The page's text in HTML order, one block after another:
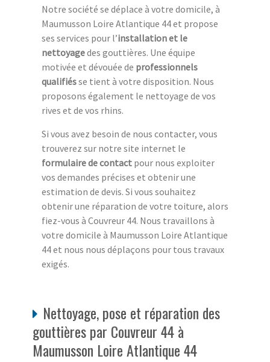
Notre société se déplace à votre domicile, à
Maumusson Loire Atlantique 44 et propose
ses services pour l’installation et le
nettoyagedes gouttières. Une équipe
motivée et dévouée de professionnels
qualifiésse tient à votre disposition. Nous
proposons également le nettoyage de vos
rives et de vos rhins.
Si vous avez besoin de nous contacter, vous
trouverez sur notre site internet le
formulaire de contact pour nous exploiter
vos demandes précises et obtenir une
estimation de devis. Si vous souhaitez
obtenir une réparation de votre toiture, alors
fiez-vous à Couvreur 44. Nous travaillons à
votre domicile à Maumusson Loire Atlantique
44 et nous nous déplaçons pour tous travaux
exigés.
Nettoyage, pose et réparation des
gouttières par Couvreur 44 à
Maumusson Loire Atlantique 44